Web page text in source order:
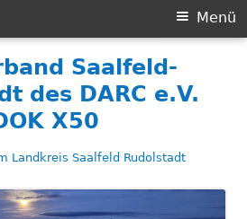
Saalfeld-
des DARC e.V.
X50
Landkreis Saalfeld Rudolstadt
Menü